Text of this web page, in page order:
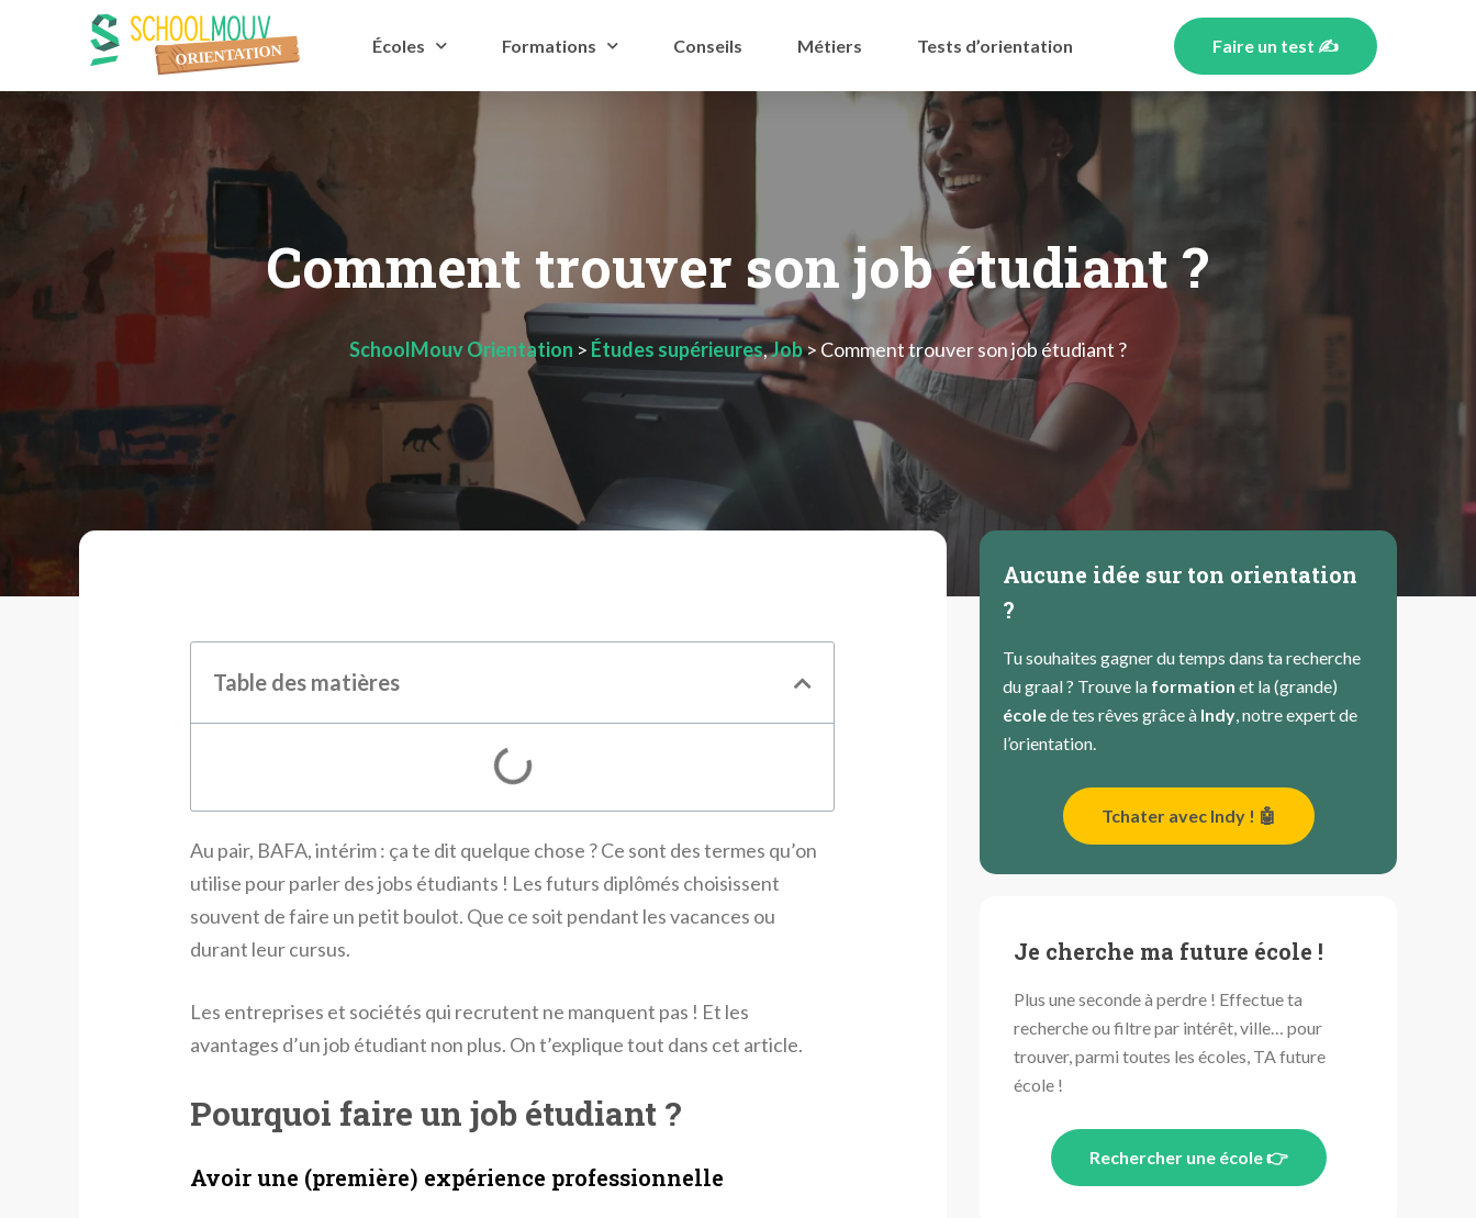
Écoles Formations Conseils Métiers Tests d’orientation Faire un test ✍️
Comment trouver son job étudiant ?
SchoolMouv Orientation > Études supérieures,Job> Comment trouver son job étudiant ?
Table des matières
Au pair, BAFA, intérim : ça te dit quelque chose ? Ce sont des termes qu’on
utilise pour parler des jobs étudiants ! Les futurs diplômés choisissent
souvent de faire un petit boulot. Que ce soit pendant les vacances ou
durant leur cursus.
Les entreprises et sociétés qui recrutent ne manquent pas ! Et les
avantages d’un job étudiant non plus. On t’explique tout dans cet article.
Pourquoi faire un job étudiant ?
Avoir une (première) expérience professionnelle
Aucune idée sur ton orientation
?
Tu souhaites gagner du temps dans ta recherche
du graal ? Trouve la formation et la (grande)
écolede tes rêves grâce à Indy, notre expert de
l’orientation.
Tchater avec Indy ! 🤖
Je cherche ma future école !
Plus une seconde à perdre ! Effectue ta
recherche ou filtre par intérêt, ville… pour
trouver, parmi toutes les écoles, TA future
école !
Rechercher une école 👉